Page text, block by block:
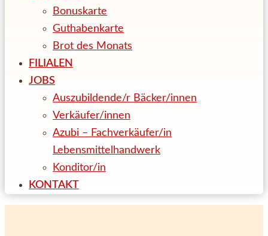
Bonuskarte
Guthabenkarte
Brot des Monats
FILIALEN
JOBS
Auszubildende/r Bäcker/innen
Verkäufer/innen
Azubi – Fachverkäufer/in
Lebensmittelhandwerk
Konditor/in
KONTAKT